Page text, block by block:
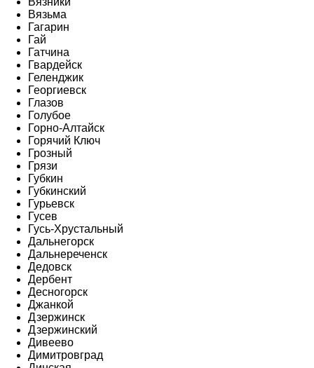
Вязьма
Гагарин
Гай
Гатчина
Гвардейск
Геленджик
Георгиевск
Глазов
Голубое
Горно-Алтайск
Горячий Ключ
Грозный
Грязи
Губкин
Губкинский
Гурьевск
Гусев
Гусь-Хрустальный
Дальнегорск
Дальнереченск
Дедовск
Дербент
Десногорск
Джанкой
Дзержинск
Дзержинский
Дивеево
Димитровград